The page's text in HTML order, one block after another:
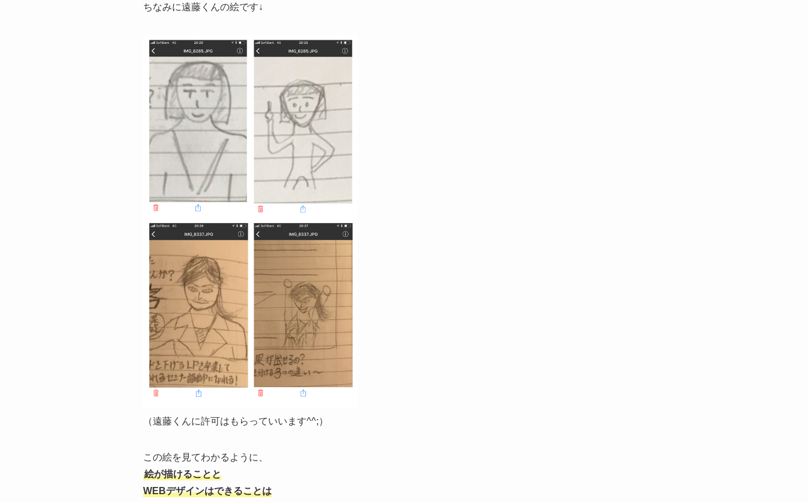
ちなみに遠藤くんの絵です↓
（遠藤くんに許可はもらっていいます^^;）
この絵を見てわかるように、
絵が描けることと
WEBデザインはできることは